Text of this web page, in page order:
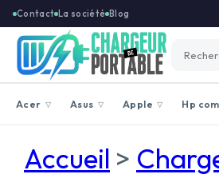
Contact La société Blog
Acer ▽ Asus ▽ Apple ▽ Hp
Accueil >